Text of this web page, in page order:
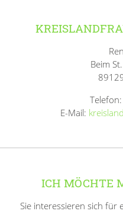
Beim
E-Mail:
ICH MÖCHTE
Sie interessieren sich für